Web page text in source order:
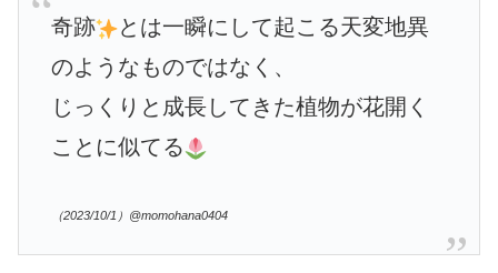
奇跡 とは一瞬にして起こる天変地異
のようなものではなく、
じっくりと成長してきた植物が花開く
ことに似てる
（2023/10/1）@momohana0404